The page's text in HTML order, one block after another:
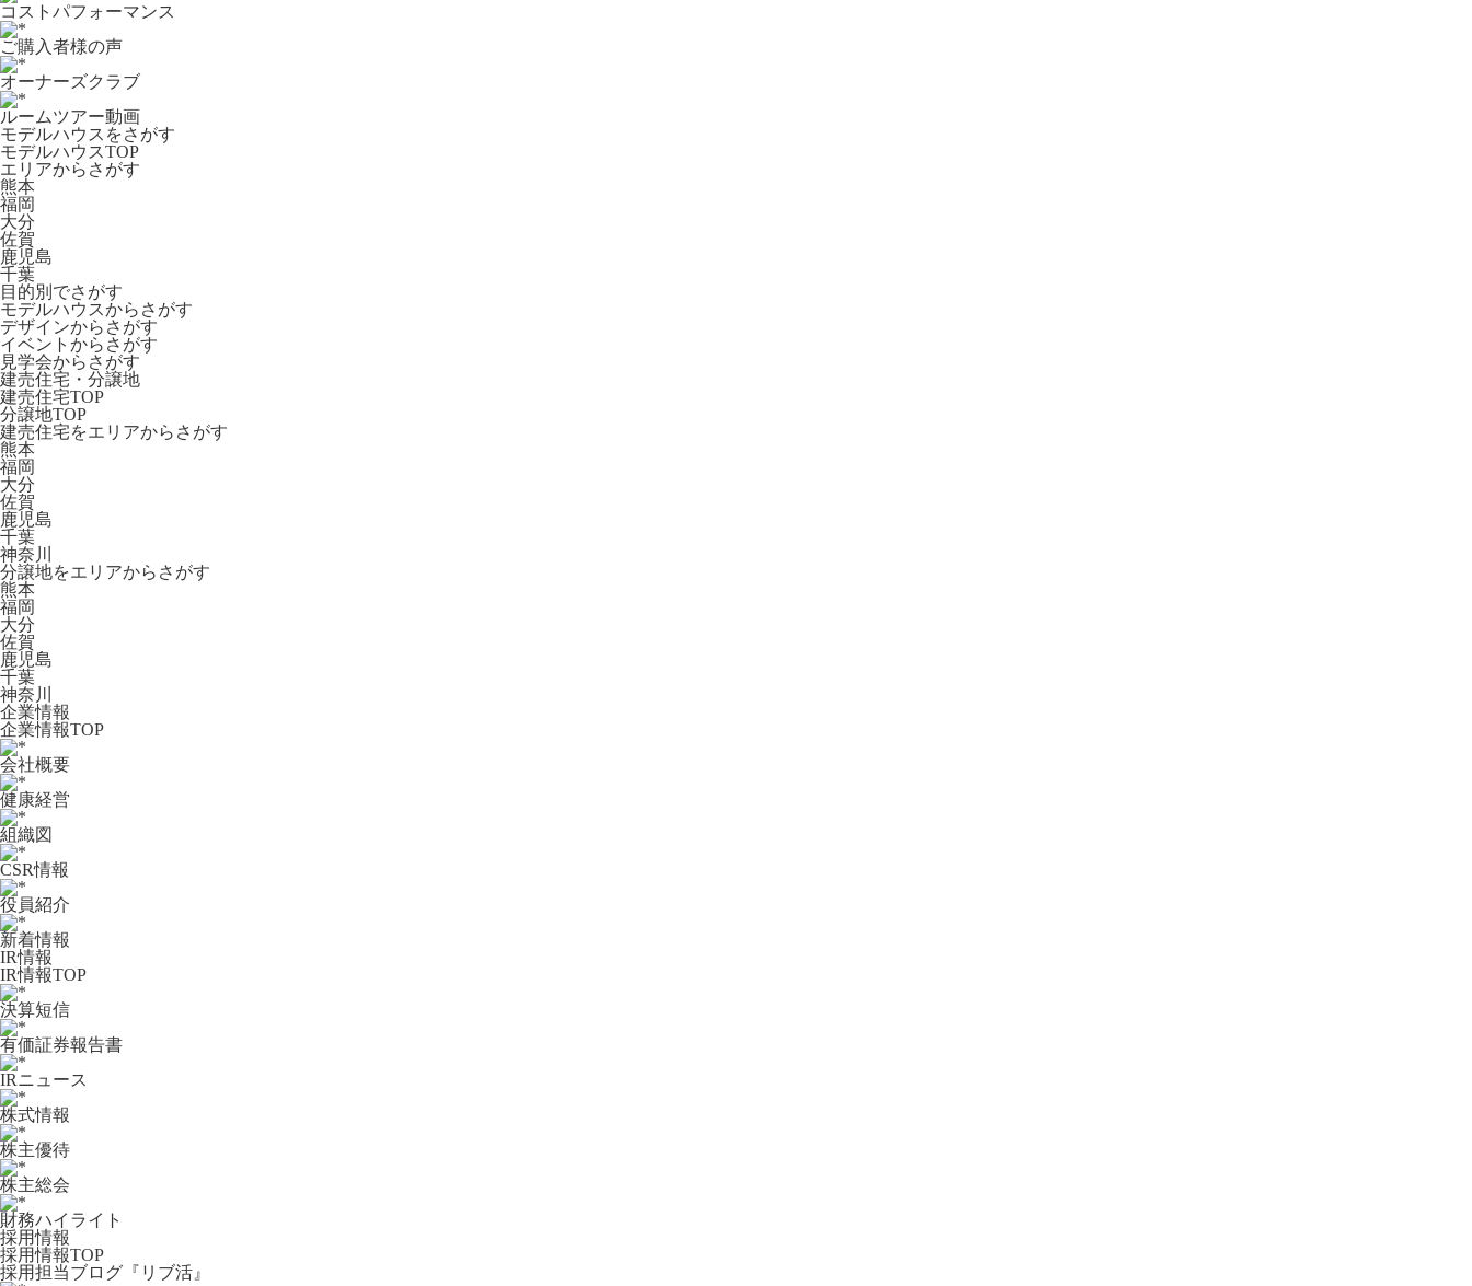
コストパフォーマンス
ご購入者様の声
オーナーズクラブ
ルームツアー動画
モデルハウスをさがす
モデルハウスTOP
エリアからさがす
熊本
福岡
大分
佐賀
鹿児島
千葉
目的別でさがす
モデルハウスからさがす
デザインからさがす
イベントからさがす
見学会からさがす
建売住宅・分譲地
建売住宅TOP
分譲地TOP
建売住宅をエリアからさがす
熊本
福岡
大分
佐賀
鹿児島
千葉
神奈川
分譲地をエリアからさがす
熊本
福岡
大分
佐賀
鹿児島
千葉
神奈川
企業情報
企業情報TOP
会社概要
健康経営
組織図
CSR情報
役員紹介
新着情報
IR情報
IR情報TOP
決算短信
有価証券報告書
IRニュース
株式情報
株主優待
株主総会
財務ハイライト
採用情報
採用情報TOP
採用担当ブログ『リブ活』